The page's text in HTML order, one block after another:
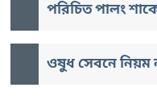
পরিচিত পালং
ওষুধ সেবনে নিয়ম